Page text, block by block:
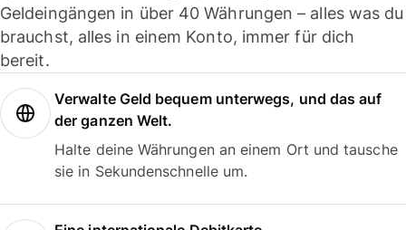
Geldeingängen in über 40 Währungen – alles was du
brauchst, alles in einem Konto, immer für dich
bereit.
Verwalte Geld bequem unterwegs, und das auf
der ganzen Welt.
Halte deine Währungen an einem Ort und tausche
sie in Sekundenschnelle um.